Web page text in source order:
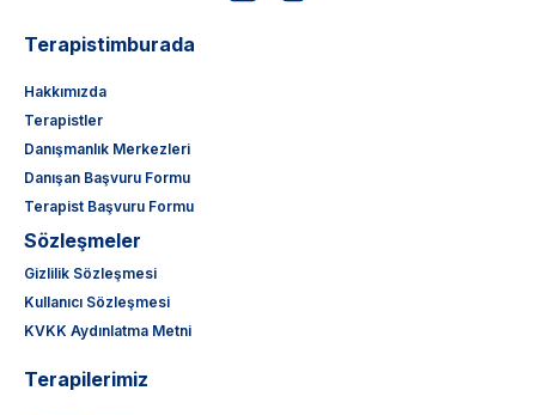
Terapistimburada
Hakkımızda
Terapistler
Danışmanlık Merkezleri
Danışan Başvuru Formu
Terapist Başvuru Formu
Sözleşmeler
Gizlilik Sözleşmesi
Kullanıcı Sözleşmesi
KVKK Aydınlatma Metni
Terapilerimiz